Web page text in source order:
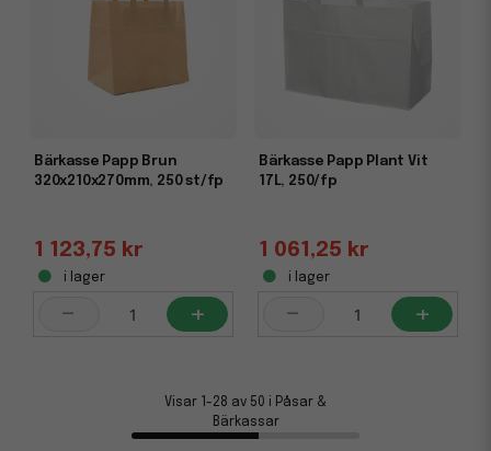
Bärkasse Papp Brun
320x210x270mm, 250 st/fp
1 123,75 kr
i lager
- +
Bärkasse Papp Plant Vit
17L, 250/fp
1 061,25 kr
i lager
- +
Visar 1-28 av 50 i Påsar &
Bärkassar